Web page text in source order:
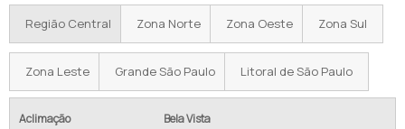
GRADIL DE ALUMÍNIO E VIDRO
GRADIL DE ALUMÍNIO EM PE
Região Central Zona Norte Zona Oeste Zona Sul
Zona Leste Grande São Paulo Litoral de São Paulo
Aclimação
Bela Vista